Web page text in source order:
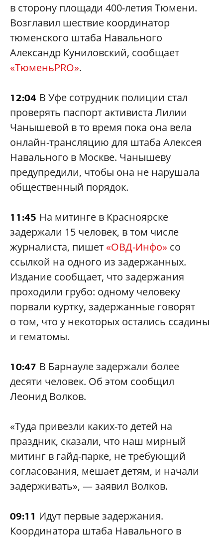
в сторону площади 400-летия Тюмени.
Возглавил шествие координатор
тюменского штаба Навального
Александр Куниловский, сообщает
«ТюменьPRO».
12:04 В Уфе сотрудник полиции стал
проверять паспорт активиста Лилии
Чанышевой в то время пока она вела
онлайн-трансляцию для штаба Алексея
Навального в Москве. Чанышеву
предупредили, чтобы она не нарушала
общественный порядок.
11:45 На митинге в Красноярске
задержали 15 человек, в том числе
журналиста, пишет «ОВД-Инфо» со
ссылкой на одного из задержанных.
Издание сообщает, что задержания
проходили грубо: одному человеку
порвали куртку, задержанные говорят
о том, что у некоторых остались ссадины
и гематомы.
10:47 В Барнауле задержали более
десяти человек. Об этом сообщил
Леонид Волков.
«Туда привезли каких-то детей на
праздник, сказали, что наш мирный
митинг в гайд-парке, не требующий
согласования, мешает детям, и начали
задерживать», — заявил Волков.
09:11 Идут первые задержания.
Координатора штаба Навального в